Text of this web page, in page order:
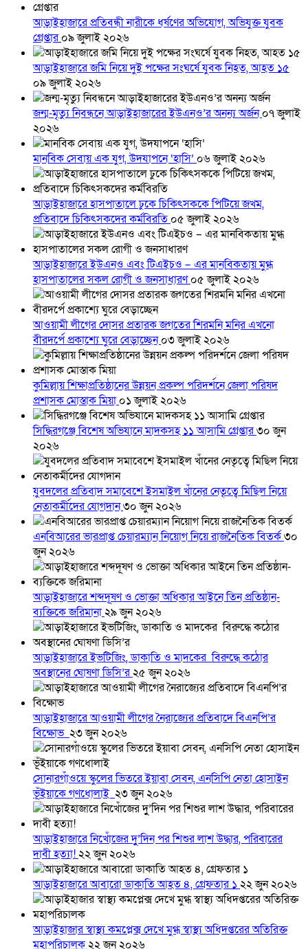
আড়াইহাজারে প্রতিবন্ধী নারীকে ধর্ষণের অভিযোগ, অভিযুক্ত যুবক
গ্রেপ্তার০৯ জুলাই ২০২৬
আড়াইহাজারে জমি নিয়ে দুই পক্ষের সংঘর্ষে যুবক নিহত, আহত ১৫
০৯ জুলাই ২০২৬
জন্ম-মৃত্যু নিবন্ধনে আড়াইহাজারের ইউএনও’র অনন্য অর্জন০৭ জুলাই
২০২৬
মানবিক সেবায় এক যুগ, উদযাপনে ‘হাসি’ ০৬ জুলাই ২০২৬
আড়াইহাজারে হাসপাতালে ঢুকে চিকিৎসককে পিটিয়ে জখম,
প্রতিবাদে চিকিৎসকদের কর্মবিরতি ০৫ জুলাই ২০২৬
আড়াইহাজারে ইউএনও এবং টিএইচও – এর মানবিকতায় মুগ্ধ
হাসপাতালের সকল রোগী ও জনসাধারণ০৫ জুলাই ২০২৬
আওয়ামী লীগের দোসর প্রতারক জগতের শিরমনি মনির এখনো
বীরদর্পে প্রকাশ্যে ঘুরে বেড়াচ্ছেন০৩ জুলাই ২০২৬
কুমিল্লায় শিক্ষাপ্রতিষ্ঠানের উন্নয়ন প্রকল্প পরিদর্শনে জেলা পরিষদ
প্রশাসক মোস্তাক মিয়া ০১ জুলাই ২০২৬
সিদ্ধিরগঞ্জে বিশেষ অভিযানে মাদকসহ ১১ আসামি গ্রেপ্তার৩০ জুন
২০২৬
যুবদলের প্রতিবাদ সমাবেশে ইসমাইল খাঁনের নেতৃত্বে মিছিল নিয়ে
নেতাকর্মীদের যোগদান৩০ জুন ২০২৬
এনবিআরের ভারপ্রাপ্ত চেয়ারম্যান নিয়োগ নিয়ে রাজনৈতিক বিতর্ক৩০
জুন ২০২৬
আড়াইহাজারে শব্দদূষণ ও ভোক্তা অধিকার আইনে তিন প্রতিষ্ঠান-
ব্যক্তিকে জরিমানা২৯ জুন ২০২৬
আড়াইহাজারে ইভটিজিং, ডাকাতি ও মাদকের বিরুদ্ধে কঠোর
অবস্থানের ঘোষণা ডিসি’র২৫ জুন ২০২৬
আড়াইহাজারে আওয়ামী লীগের নৈরাজ্যের প্রতিবাদে বিএনপি’র
বিক্ষোভ ২৩ জুন ২০২৬
সোনারগাঁওয়ে স্কুলের ভিতরে ইয়াবা সেবন, এনসিপি নেতা হোসাইন
ভূঁইয়াকে গণধোলাই ২৩ জুন ২০২৬
আড়াইহাজারে নিখোঁজের দুু’দিন পর শিশুর লাশ উদ্ধার, পরিবারের
দাবী হত্যা!২২ জুন ২০২৬
আড়াইহাজারে আবারো ডাকাতি আহত ৪, গ্রেফতার ১ ২২ জুন ২০২৬
আড়াইহাজার স্বাস্থ্য কমপ্লেক্স দেখে মুগ্ধ স্বাস্থ্য অধিদপ্তরের অতিরিক্ত
মহাপরিচালক২২ জুন ২০২৬